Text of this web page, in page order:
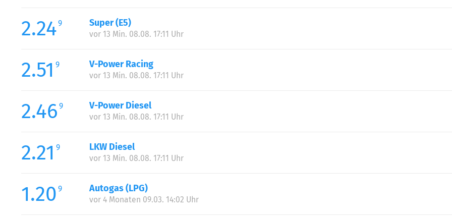
Sonntag:
Feiertag:
2.249 Super (E5)
vor 13 Min. 08.08. 17:11 Uhr
2.51 9 V-Power Racing
vor 13 Min. 08.08. 17:11 Uhr
2.46 9 V-Power Diesel
vor 13 Min. 08.08. 17:11 Uhr
2.21 9 LKW Diesel
vor 13 Min. 08.08. 17:11 Uhr
1.20 9 Autogas (LPG)
vor 4 Monaten 09.03. 14:02 Uhr